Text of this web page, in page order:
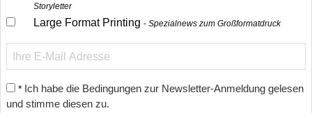
Storyletter
Large Format Printing Spezialnews zum Großformatdruck
* Ich habe die Bedingungen zur Newsletter-Anmeldung gelesen
und stimme diesen zu.